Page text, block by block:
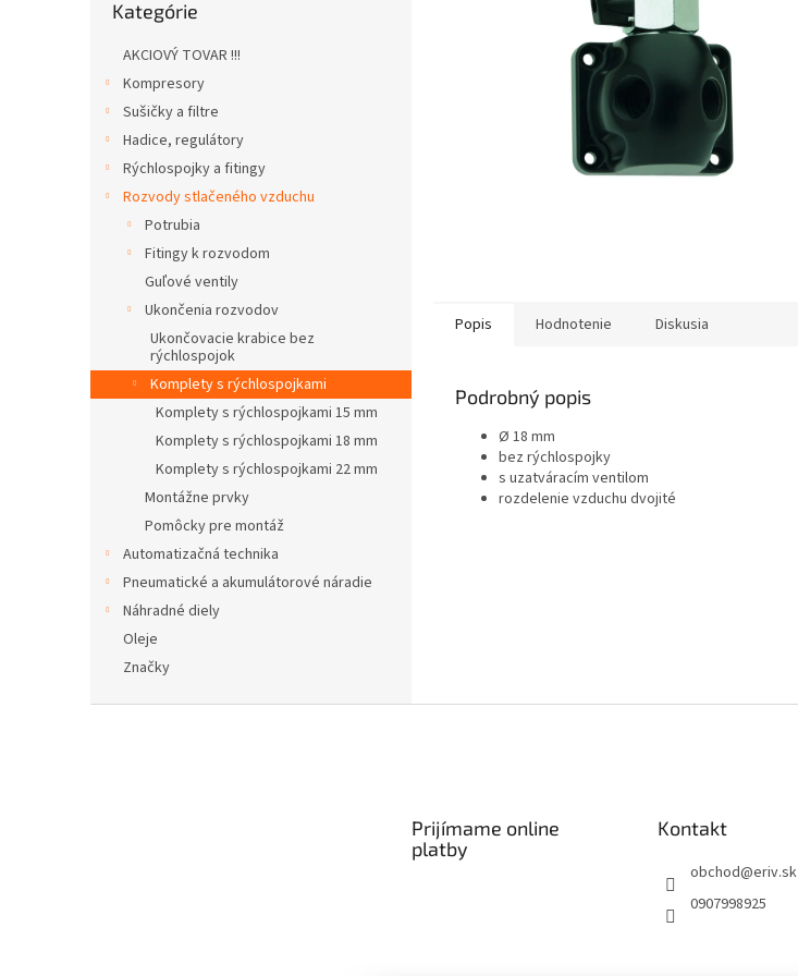
kategórie
Kategórie
AKCIOVÝ TOVAR !!!
Kompresory
Sušičky a filtre
Hadice, regulátory
Rýchlospojky a fitingy
Rozvody stlačeného vzduchu
Potrubia
Fitingy k rozvodom
Guľové ventily
Ukončenia rozvodov
Ukončovacie krabice bez
rýchlospojok
Komplety s rýchlospojkami
Komplety s rýchlospojkami 15 mm
Komplety s rýchlospojkami 18 mm
Komplety s rýchlospojkami 22 mm
Montážne prvky
Pomôcky pre montáž
Automatizačná technika
Pneumatické a akumulátorové náradie
Náhradné diely
Oleje
Značky
Popis Hodnotenie Diskusia
Podrobný popis
Ø 18 mm
bez rýchlospojky
s uzatváracím ventilom
rozdelenie vzduchu dvojité
Prijímame online
platby
Kontakt
obchod@eriv.sk
0907998925